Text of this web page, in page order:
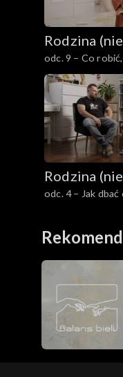
Rodzina
odc. 9 – Co
religijne
prędkości?
Rodzina
odc. 4 – Jak